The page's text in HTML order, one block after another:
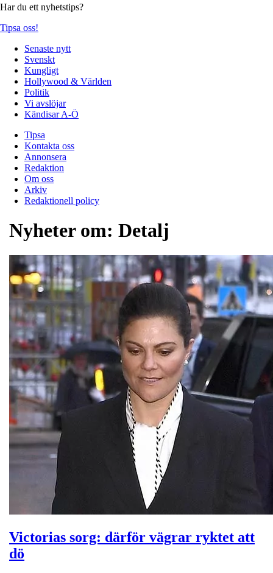
Har du ett nyhetstips?
Tipsa oss!
Senaste nytt
Svenskt
Kungligt
Hollywood & Världen
Politik
Vi avslöjar
Kändisar A-Ö
Tipsa
Kontakta oss
Annonsera
Redaktion
Om oss
Arkiv
Redaktionell policy
Nyheter om: Detalj
Victorias sorg: därför vägrar ryktet att
dö